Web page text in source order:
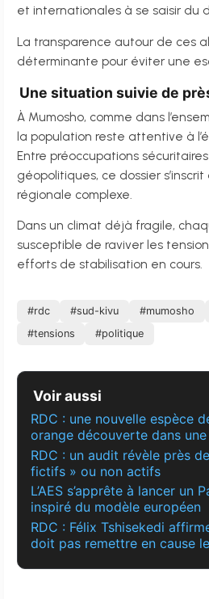
et internationales à se saisir du
La transparence autour de ces
déterminante pour éviter une
Une situation suivie de
À Mumosho, comme dans
la population reste attentive à
Entre préoccupations
géopolitiques, ce dossier
régionale complexe.
Dans un climat déjà fragile,
susceptible de raviver les
efforts de stabilisation en cours.
#rdc #sud-kivu #mumosho
#tensions
#politique
Voir aussi
RDC : une nouvelle espèce
orange découverte dans
RDC : un audit révèle près
fictifs » ou non actifs
L’AES s’apprête à lancer un
inspiré du modèle européen
RDC : Félix Tshisekedi
doit pas remettre en cause